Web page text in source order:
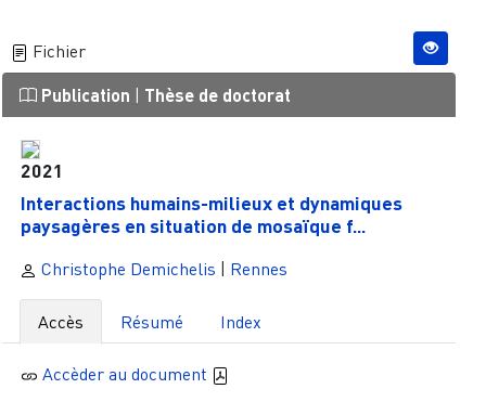
Fichier
Publication | Thèse de doctorat
2021
Interactions humains-milieux et dynamiques
paysagères en situation de mosaïque f...
Christophe Demichelis | Rennes
Accès Résumé Index
Accèder au document